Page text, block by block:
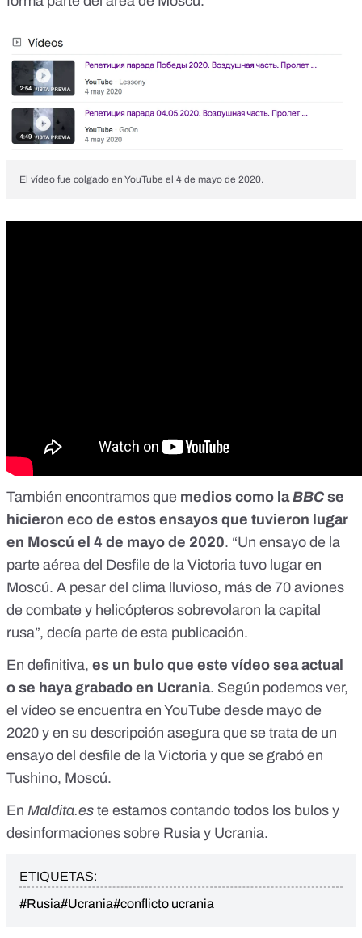
El vídeo fue colgado en YouTube el 4 de mayo de 2020.
También encontramos que medios como laBBC se
hicieron eco de estos ensayos que tuvieron lugar
en Moscú el 4 de mayo de 2020. “Un ensayo de la
parte aérea del Desfile de la Victoria tuvo lugar en
Moscú. A pesar del clima lluvioso, más de 70 aviones
de combate y helicópteros sobrevolaron la capital
rusa”, decía parte de esta publicación.
En definitiva, es un bulo que este vídeo sea actual
o se haya grabado en Ucrania. Según podemos ver,
el vídeo se encuentra en YouTube desde mayo de
2020 y en su descripción asegura que se trata de un
ensayo del desfile de la Victoria y que se grabó en
Tushino, Moscú.
En Maldita.es te estamos contando todos los bulos y
desinformaciones sobre Rusia y Ucrania.
ETIQUETAS:
#Rusia#Ucrania#conflicto ucrania